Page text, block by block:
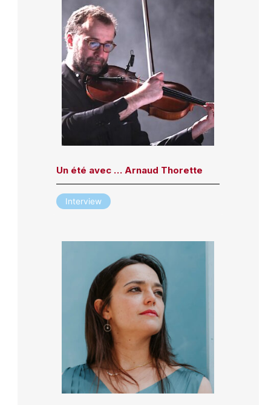
Un été avec … Arnaud Thorette
Interview